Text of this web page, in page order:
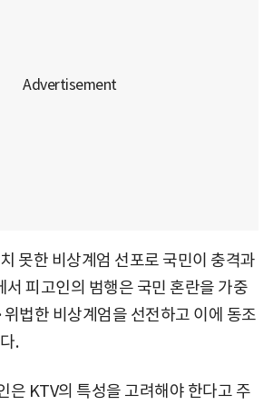
못한 비상계엄 선포로 국민이 충격과
서 피고인의 범행은 국민 혼란을 가중
법한 비상계엄을 선전하고 이에 동조
.
은 KTV의 특성을 고려해야 한다고 주